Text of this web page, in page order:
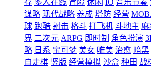
存 多人在线 冒险 休闲 IO 音乐节奏
谋略 现代战略 养成 塔防 经营
球 跑酷 射击 格斗 打飞机 斗地主
界 二次元 ARPG 即时制 角色扮演
略 日系 宝可梦 美女 唯美 治愈 暗黑
自走棋 竖版 经营模拟 沙盒 种田 战